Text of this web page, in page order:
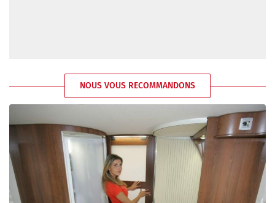
NOUS VOUS RECOMMANDONS